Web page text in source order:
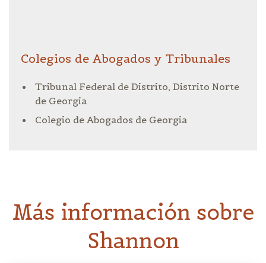
Colegios de Abogados y Tribunales
Tribunal Federal de Distrito, Distrito Norte
de Georgia
Colegio de Abogados de Georgia
Más información sobre
Shannon